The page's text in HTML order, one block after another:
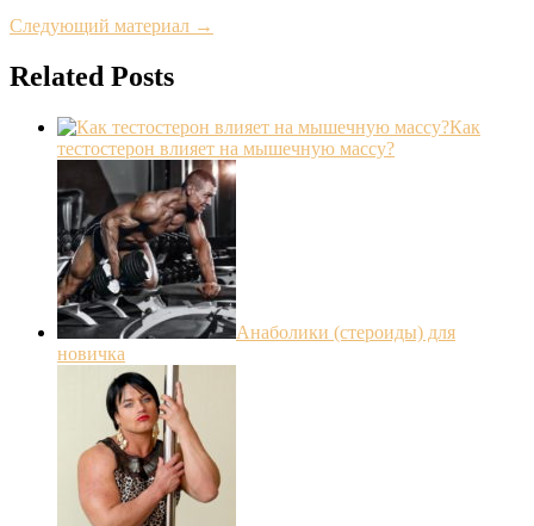
Следующий материал →
Related Posts
Как
тестостерон влияет на мышечную массу?
Анаболики (стероиды) для
новичка